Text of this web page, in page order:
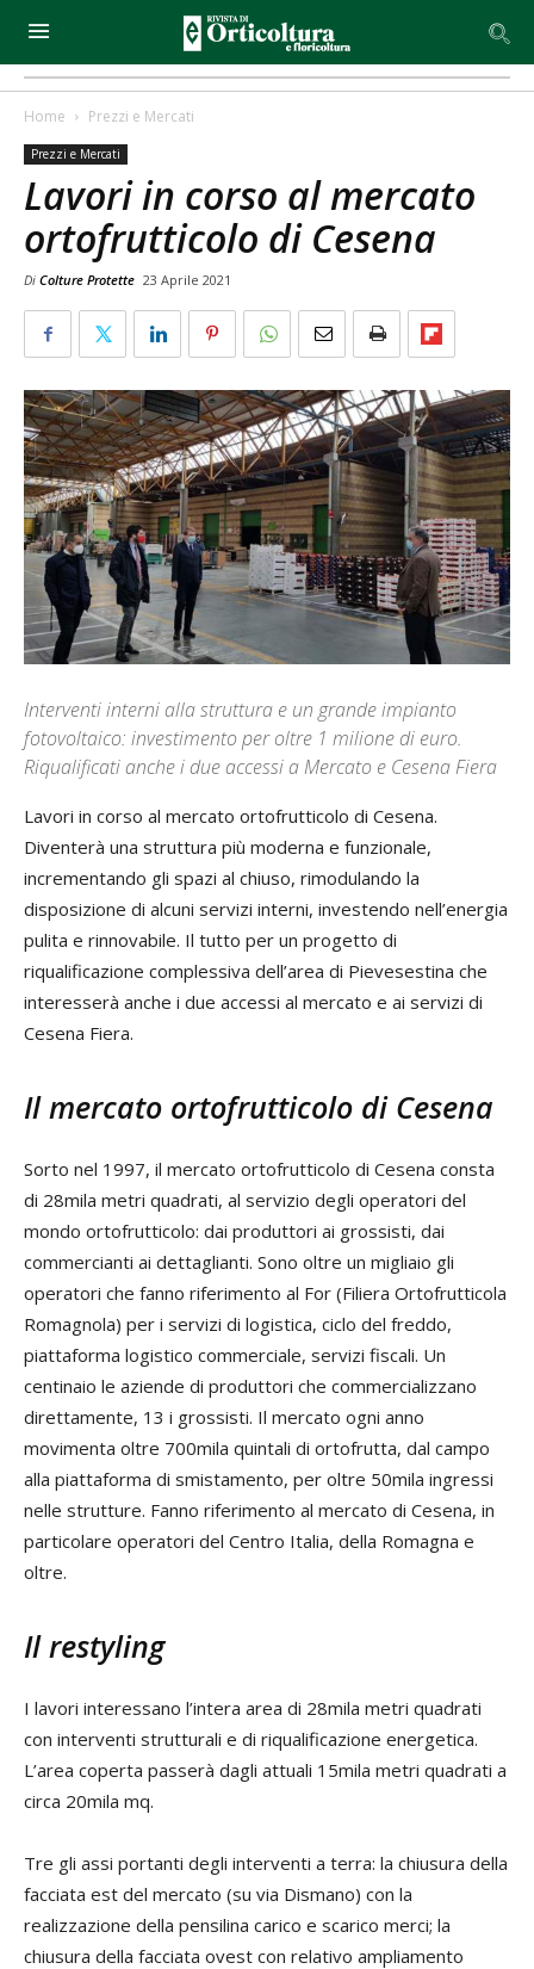
Home Prezzi e Mercati
Prezzi e Mercati
Lavori in corso al mercato
ortofrutticolo di Cesena
Di Colture Protette 23 Aprile 2021
Interventi interni alla struttura e un grande impianto
fotovoltaico: investimento per oltre 1 milione di euro.
Riqualificati anche i due accessi a Mercato e Cesena Fiera
Lavori in corso al mercato ortofrutticolo di Cesena.
Diventerà una struttura più moderna e funzionale,
incrementando gli spazi al chiuso, rimodulando la
disposizione di alcuni servizi interni, investendo nell’energia
pulita e rinnovabile. Il tutto per un progetto di
riqualificazione complessiva dell’area di Pievesestina che
interesserà anche i due accessi al mercato e ai servizi di
Cesena Fiera.
Il mercato ortofrutticolo di Cesena
Sorto nel 1997, il mercato ortofrutticolo di Cesena consta
di 28mila metri quadrati, al servizio degli operatori del
mondo ortofrutticolo: dai produttori ai grossisti, dai
commercianti ai dettaglianti. Sono oltre un migliaio gli
operatori che fanno riferimento al For (Filiera Ortofrutticola
Romagnola) per i servizi di logistica, ciclo del freddo,
piattaforma logistico commerciale, servizi fiscali. Un
centinaio le aziende di produttori che commercializzano
direttamente, 13 i grossisti. Il mercato ogni anno
movimenta oltre 700mila quintali di ortofrutta, dal campo
alla piattaforma di smistamento, per oltre 50mila ingressi
nelle strutture. Fanno riferimento al mercato di Cesena, in
particolare operatori del Centro Italia, della Romagna e
oltre.
Il restyling
I lavori interessano l’intera area di 28mila metri quadrati
con interventi strutturali e di riqualificazione energetica.
L’area coperta passerà dagli attuali 15mila metri quadrati a
circa 20mila mq.
Tre gli assi portanti degli interventi a terra: la chiusura della
facciata est del mercato (su via Dismano) con la
realizzazione della pensilina carico e scarico merci; la
chiusura della facciata ovest con relativo ampliamento